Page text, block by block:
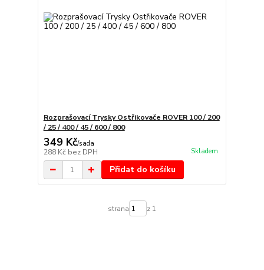
Rozprašovací Trysky Ostřikovače ROVER 100 / 200
/ 25 / 400 / 45 / 600 / 800
349 Kč/sada
288 Kč bez DPH Skladem
Přidat do košíku
strana z 1